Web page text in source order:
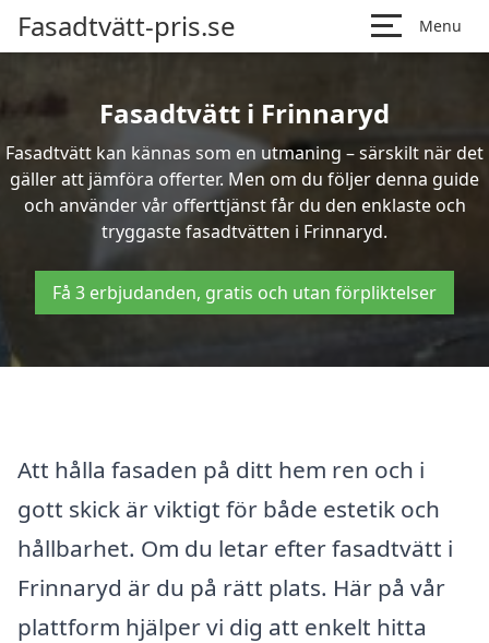
Fasadtvätt-pris.se Menu
Fasadtvätt i Frinnaryd
Fasadtvätt kan kännas som en utmaning – särskilt när det
gäller att jämföra offerter. Men om du följer denna guide
och använder vår offerttjänst får du den enklaste och
tryggaste fasadtvätten i Frinnaryd.
Få 3 erbjudanden, gratis och utan förpliktelser
Att hålla fasaden på ditt hem ren och i
gott skick är viktigt för både estetik och
hållbarhet. Om du letar efter fasadtvätt i
Frinnaryd är du på rätt plats. Här på vår
plattform hjälper vi dig att enkelt hitta